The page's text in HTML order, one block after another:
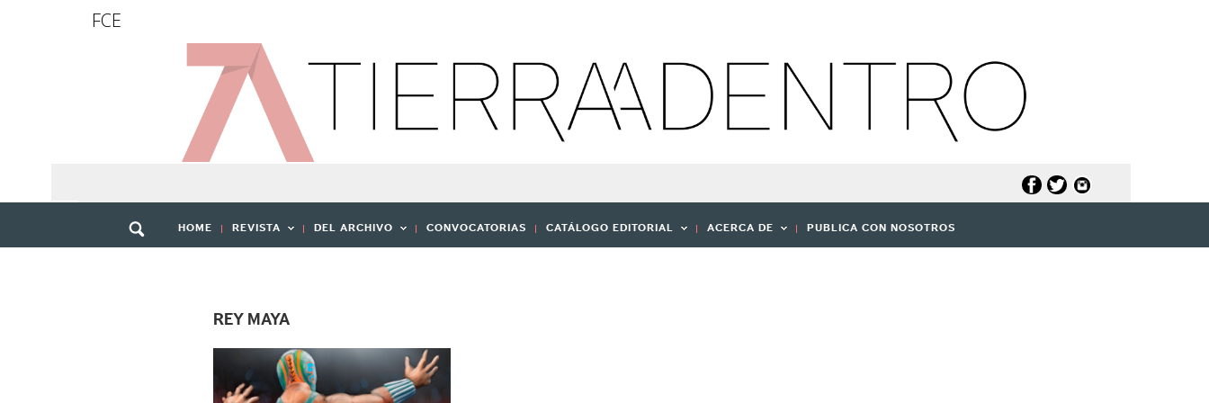
FCE
HOME REVISTA DEL ARCHIVO CONVOCATORIAS CATÁLOGO EDITORIAL ACERCA DE PUBLICA CON NOSOTROS
REY MAYA